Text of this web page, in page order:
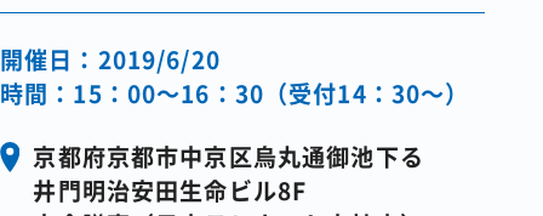
開催日：2019/6/20
時間：15：00～16：30（受付14：30～）
京都府京都市中京区烏丸通御池下る
井門明治安田生命ビル8F